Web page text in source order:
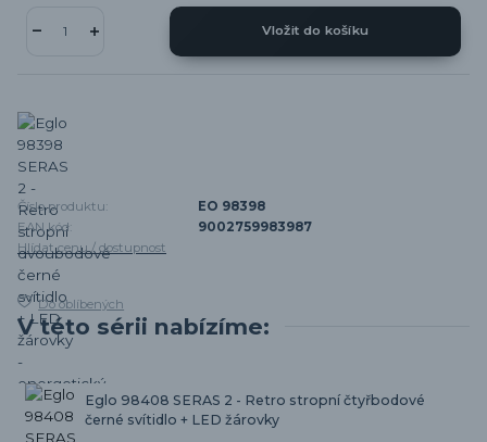
Vložit do košíku
Číslo produktu:
EO 98398
EAN kód:
9002759983987
Hlídat cenu / dostupnost
Do oblíbených
V této sérii nabízíme:
Eglo 98408 SERAS 2 - Retro stropní čtyřbodové
černé svítidlo + LED žárovky